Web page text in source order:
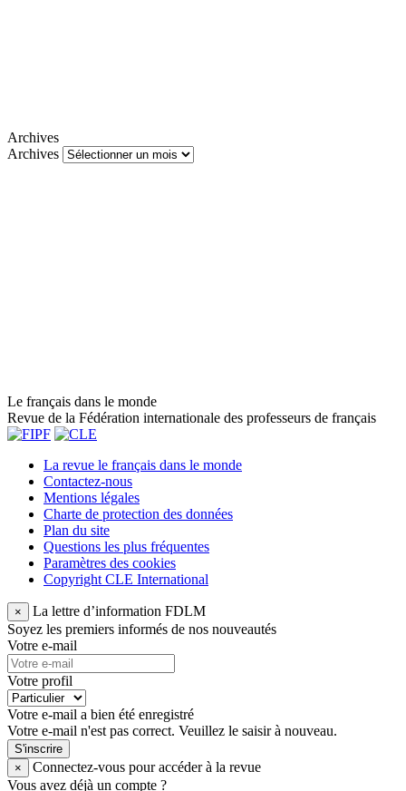
Archives
Archives
Le français dans le monde
Revue de la Fédération internationale des professeurs de français
La revue le français dans le monde
Contactez-nous
Mentions légales
Charte de protection des données
Plan du site
Questions les plus fréquentes
Paramètres des cookies
Copyright CLE International
×
La lettre d’information FDLM
Soyez les premiers informés de nos nouveautés
Votre e-mail
Votre profil
Votre e-mail a bien été enregistré
Votre e-mail n'est pas correct. Veuillez le saisir à nouveau.
S'inscrire
×
Connectez-vous pour accéder à la revue
Vous avez déjà un compte ?